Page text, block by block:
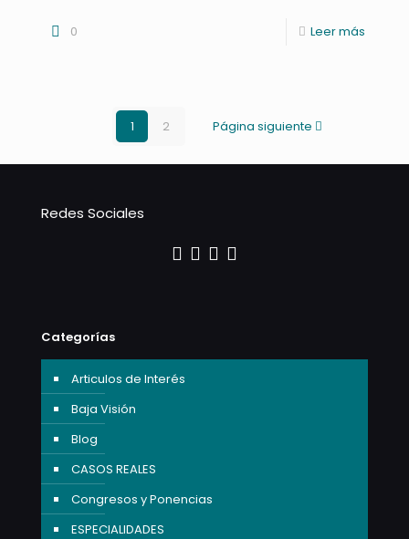
0 Leer más
1 2 Página siguiente
Redes Sociales
Categorías
Articulos de Interés
Baja Visión
Blog
CASOS REALES
Congresos y Ponencias
ESPECIALIDADES